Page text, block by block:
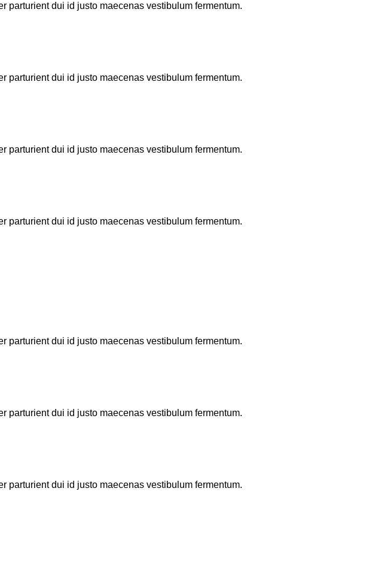
parturient dui id justo maecenas vestibulum fermentum.
parturient dui id justo maecenas vestibulum fermentum.
parturient dui id justo maecenas vestibulum fermentum.
parturient dui id justo maecenas vestibulum fermentum.
parturient dui id justo maecenas vestibulum fermentum.
parturient dui id justo maecenas vestibulum fermentum.
parturient dui id justo maecenas vestibulum fermentum.